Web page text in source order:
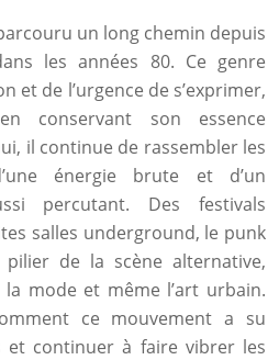
un long chemin depuis
les années 80. Ce genre
et de l’urgence de s’exprimer,
conservant son essence
il continue de rassembler les
énergie brute et d’un
percutant. Des festivals
salles underground, le punk
de la scène alternative,
mode et même l’art urbain.
ce mouvement a su
et continuer à faire vibrer les